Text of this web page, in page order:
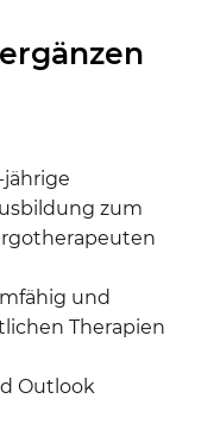
jährige
zum
und
Therapien
Outlook